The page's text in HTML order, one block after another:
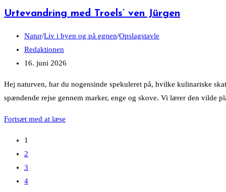
Urtevandring med Troels’ ven Jürgen
Post
category:
Natur/Liv i byen og på egnen/Opslagstavle
Post
author:
Redaktionen
Post
16. juni 2026
Hej naturven, har du nogensinde spekuleret på, hvilke kulinariske
spændende rejse gennem marker, enge og skove. Vi lærer den vilde
Fortsæt med at læse
1
2
3
4